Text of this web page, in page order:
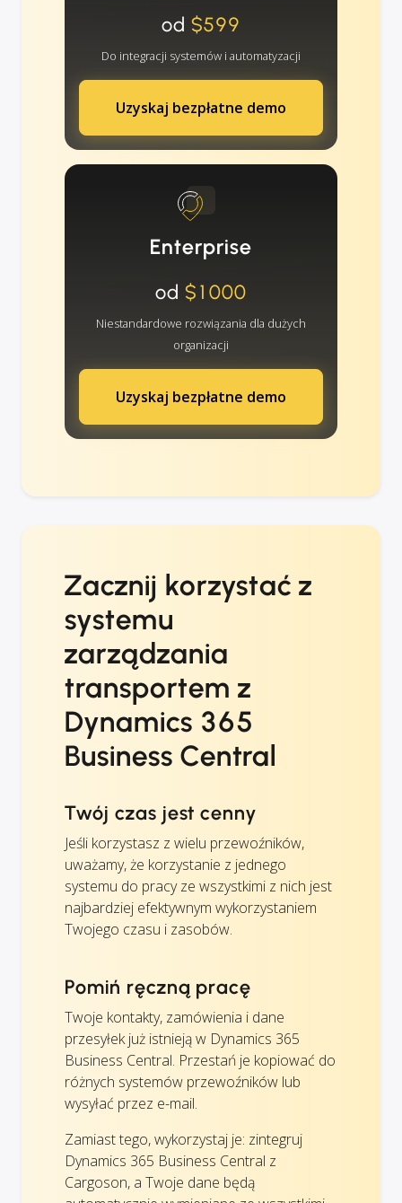
od $599
Do integracji systemów i automatyzacji
Uzyskaj bezpłatne demo
Enterprise
od $1000
Niestandardowe rozwiązania dla dużych
organizacji
Uzyskaj bezpłatne demo
Zacznij korzystać z
systemu
zarządzania
transportem z
Dynamics 365
Business Central
Twój czas jest cenny
Jeśli korzystasz z wielu przewoźników,
uważamy, że korzystanie z jednego
systemu do pracy ze wszystkimi z nich jest
najbardziej efektywnym wykorzystaniem
Twojego czasu i zasobów.
Pomiń ręczną pracę
Twoje kontakty, zamówienia i dane
przesyłek już istnieją w Dynamics 365
Business Central. Przestań je kopiować do
różnych systemów przewoźników lub
wysyłać przez e-mail.
Zamiast tego, wykorzystaj je: zintegruj
Dynamics 365 Business Central z
Cargoson, a Twoje dane będą